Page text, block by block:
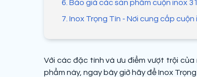
6. Báo giá các sản phẩm cuộn inox
7. Inox Trọng Tín - Nơi cung cấp
Với các đặc tính và ưu điểm vượt trội
phẩm này, ngay bây giờ hãy để Inox